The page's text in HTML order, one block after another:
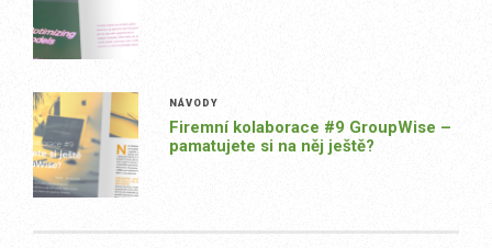
NÁVODY
Firemní kolaborace #9 GroupWise –
pamatujete si na něj ještě?